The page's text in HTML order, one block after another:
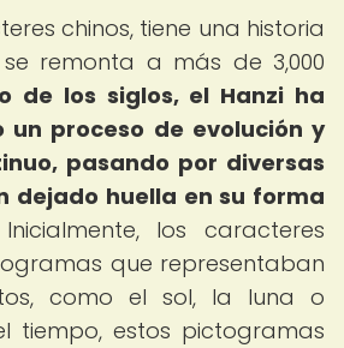
chinos, tiene una historia
remonta a más de 3,000
de los siglos, el Hanzi ha
un proceso de evolución y
pasando por diversas
dejado huella en su forma
Inicialmente, los caracteres
que representaban
como el sol, la luna o
tiempo, estos pictogramas